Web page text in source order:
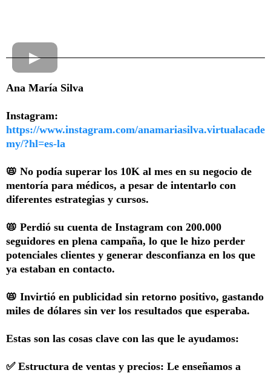
Ana María Silva
Instagram:
https://www.instagram.com/anamariasilva.virtualacade
my/?hl=es-la
📛 No podía superar los 10K al mes en su negocio de
mentoría para médicos, a pesar de intentarlo con
diferentes estrategias y cursos.
📛 Perdió su cuenta de Instagram con 200.000
seguidores en plena campaña, lo que le hizo perder
potenciales clientes y generar desconfianza en los que
ya estaban en contacto.
📛 Invirtió en publicidad sin retorno positivo, gastando
miles de dólares sin ver los resultados que esperaba.
Estas son las cosas clave con las que le ayudamos:
✅ Estructura de ventas y precios: Le enseñamos a